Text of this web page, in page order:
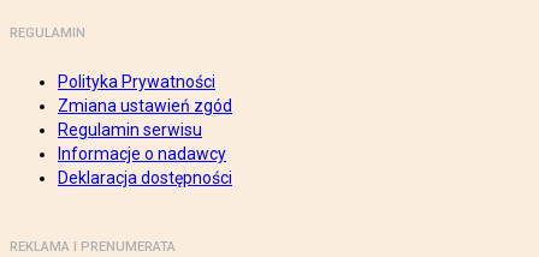
REGULAMIN
Polityka Prywatności
Zmiana ustawień zgód
Regulamin serwisu
Informacje o nadawcy
Deklaracja dostępności
REKLAMA I PRENUMERATA